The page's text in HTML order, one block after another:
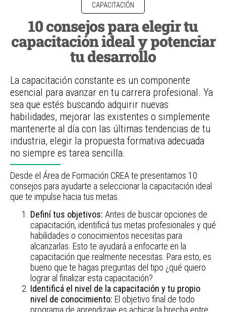
CAPACITACIÓN
10 consejos para elegir tu
capacitación ideal y potenciar
tu desarrollo
La capacitación constante es un componente
esencial para avanzar en tu carrera profesional. Ya
sea que estés buscando adquirir nuevas
habilidades, mejorar las existentes o simplemente
mantenerte al día con las últimas tendencias de tu
industria, elegir la propuesta formativa adecuada
no siempre es tarea sencilla.
Desde el Área de Formación CREA te presentamos 10
consejos para ayudarte a seleccionar la capacitación ideal
que te impulse hacia tus metas.
Definí tus objetivos: Antes de buscar opciones de
capacitación, identificá tus metas profesionales y qué
habilidades o conocimientos necesitas para
alcanzarlas. Esto te ayudará a enfocarte en la
capacitación que realmente necesitas. Para esto, es
bueno que te hagas preguntas del tipo ¿qué quiero
lograr al finalizar esta capacitación?
Identificá el nivel de la capacitación y tu propio
nivel de conocimiento: El objetivo final de todo